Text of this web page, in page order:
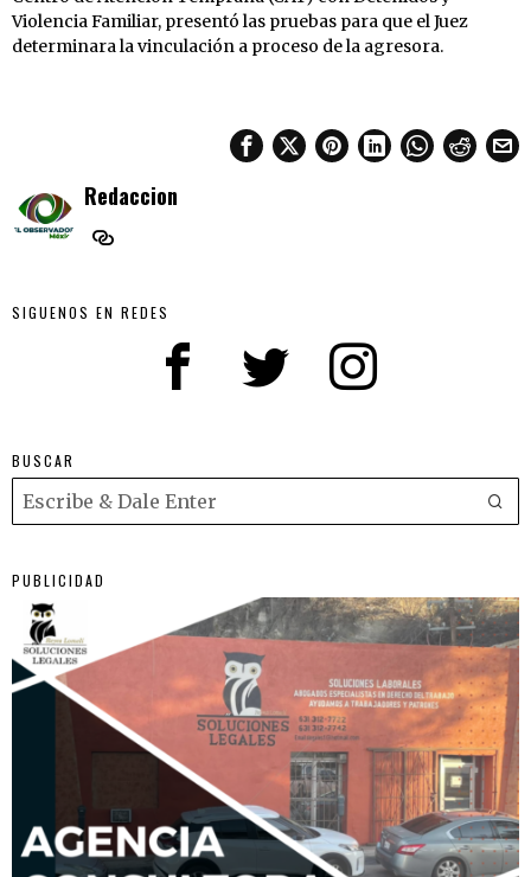
Violencia Familiar, presentó las pruebas para que el Juez
determinara la vinculación a proceso de la agresora.
Redaccion
SIGUENOS EN REDES
BUSCAR
PUBLICIDAD